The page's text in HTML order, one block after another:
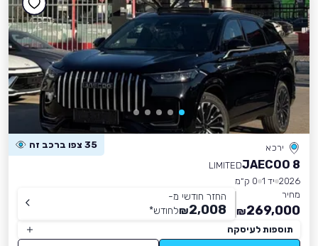
ירכא 35 צפו ברכב זה
JAECOO 8
LIMITED
2026 יד 1
0 ק״מ
מחיר
269,000
₪
החזר חודשי מ-
2,008
₪לחודש*
תוספות לעיסקה